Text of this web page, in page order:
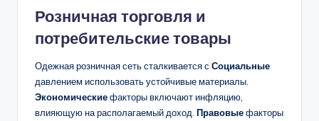
Розничная торговля и
потребительские товары
Одежная розничная сеть сталкивается с Социальные
давлением использовать устойчивые материалы.
Экономическиефакторы включают инфляцию,
влияющую на располагаемый доход. Правовыефакторы